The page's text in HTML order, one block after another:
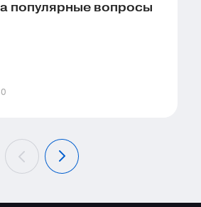
популярные вопросы